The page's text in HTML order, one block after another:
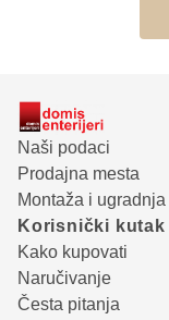
Naši podaci
Prodajna mesta
Montaža i ugradnja
Korisnički kutak
Kako kupovati
Naručivanje
Česta pitanja